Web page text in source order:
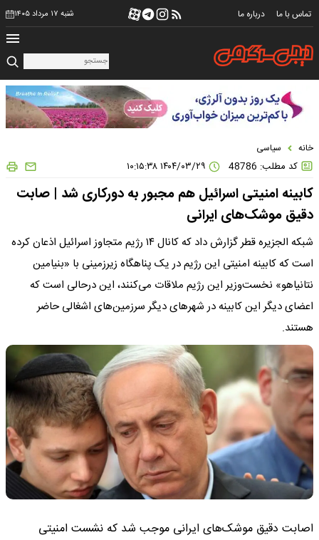
تماس با ما درباره ما شنبه ۱۷ مرداد ۱۴۰۵
خانه سیاسی
کد مطلب: 48786
کابینه امنیتی اسرائیل هم مجبور به دورکاری شد | صابت
دقیق موشک‌های ایرانی
شبکه الجزیره قطر گزارش داد که کانال ۱۴ رژیم متجاوز اسرائیل اذعان کرده
است که کابینه امنیتی این رژیم در یک پناهگاه زیرزمینی با «بنیامین
نتانیاهو» نخست‌وزیر این رژیم ملاقات می‌کنند، این درحالی است که
اعضای دیگر این کابینه در شهرهای دیگر سرزمین‌های اشغالی حاضر
هستند.
اصابت دقیق موشک‌های ایرانی موجب شد که نشست امنیتی